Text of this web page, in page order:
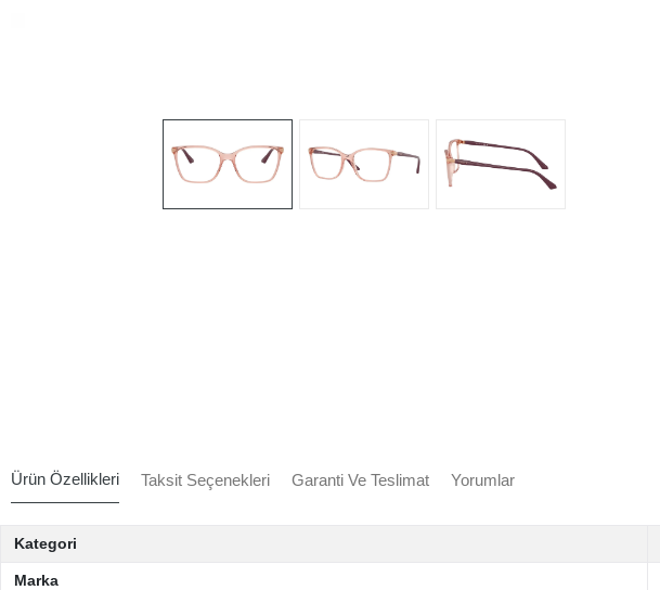
Ürün Özellikleri Taksit Seçenekleri Garanti Ve Teslimat Yorumlar
Kategori
Marka